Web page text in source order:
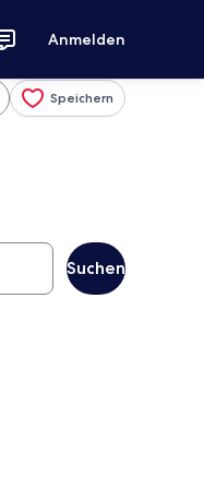
Anmelden
Speichern
Suchen